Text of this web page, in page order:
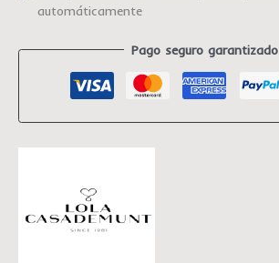
automáticamente
Pago seguro garantizado